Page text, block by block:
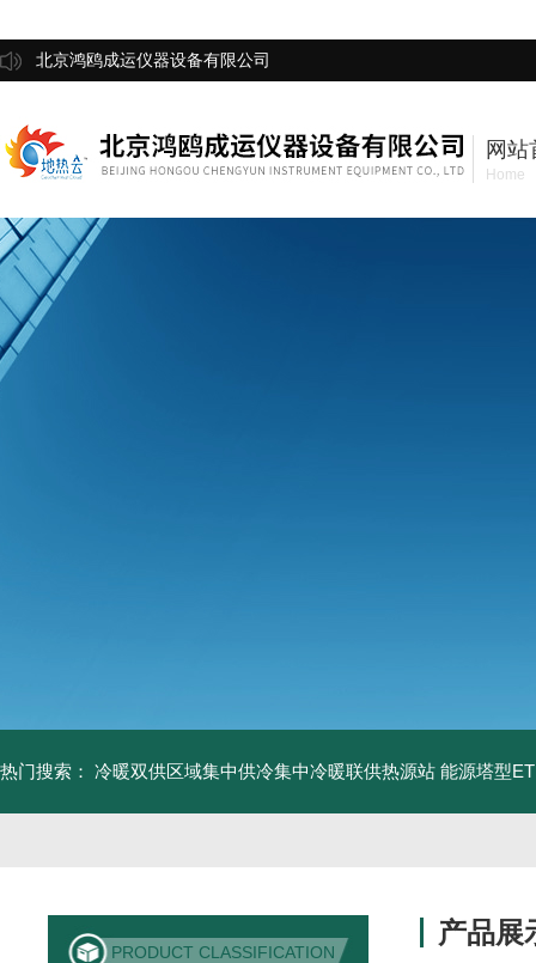
北京鸿鸥成运仪器设备有限公司
网站
Home
热门搜索： 冷暖双供区域集中供冷集中冷暖联供热源站 能源塔型
PRODUCT CLASSIFICATION
产品展